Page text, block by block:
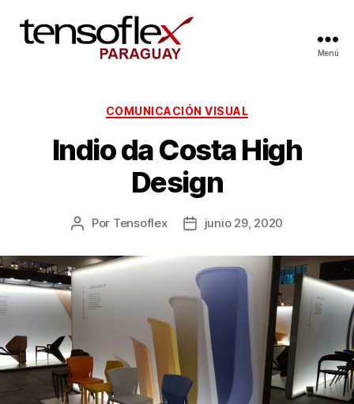
Menú
COMUNICACIÓN VISUAL
Indio da Costa High
Design
Por Tensoflex junio 29, 2020